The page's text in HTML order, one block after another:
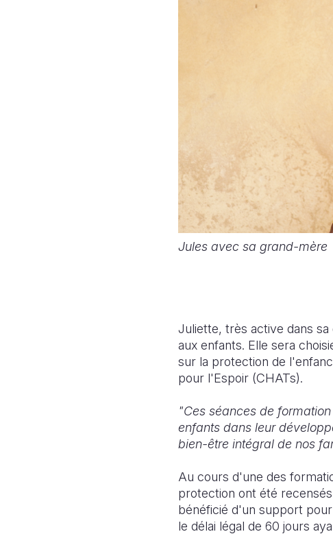
Jules avec sa grand-mère
Juliette, très active dans
aux enfants. Elle sera
sur la protection de
pour l'Espoir (CHATs).
"Ces séances de
enfants dans leur
bien-être intégral de nos
Au cours d'une des
protection ont été
bénéficié d'un support
le délai légal de 60 jours